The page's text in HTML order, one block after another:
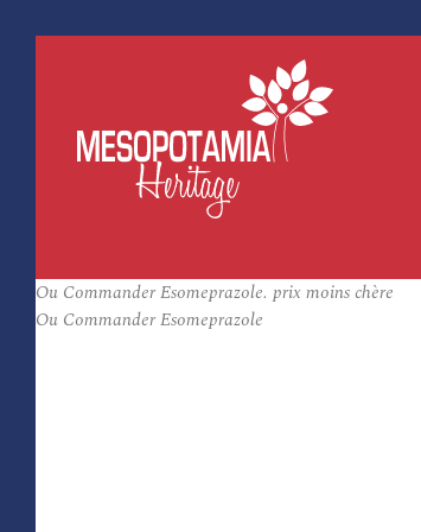
Ou Commander Esomeprazole. prix moins chère
Ou Commander Esomeprazole